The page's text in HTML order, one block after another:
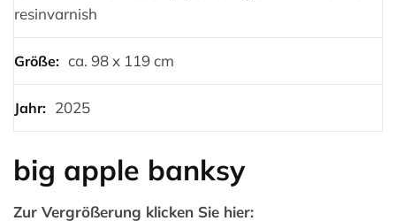
resinvarnish
Größe: ca. 98 x 119 cm
Jahr: 2025
big apple banksy
Zur Vergrößerung klicken Sie hier: